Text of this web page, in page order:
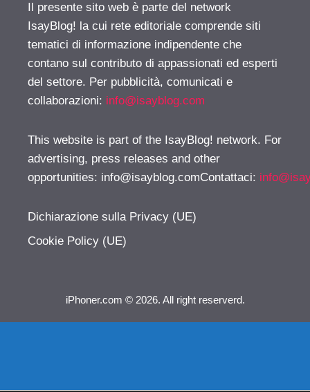
Il presente sito web è parte del network
IsayBlog! la cui rete editoriale comprende siti
tematici di informazione indipendente che
contano sul contributo di appassionati ed esperti
del settore. Per pubblicità, comunicati e
collaborazioni: info@isayblog.com
This website is part of the IsayBlog! network. For
advertising, press releases and other
opportunities: info@isayblog.comContattaci:
Dichiarazione sulla Privacy (UE)
Cookie Policy (UE)
iPhoner.com © 2026. All right reserverd.